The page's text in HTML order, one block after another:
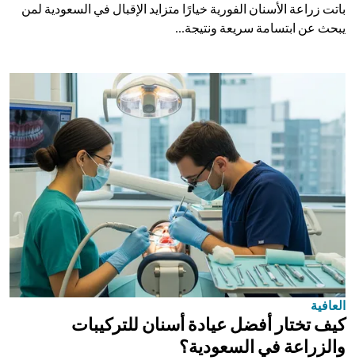
باتت زراعة الأسنان الفورية خيارًا متزايد الإقبال في السعودية لمن
يبحث عن ابتسامة سريعة ونتيجة...
العافية
كيف تختار أفضل عيادة أسنان للتركيبات
والزراعة في السعودية؟